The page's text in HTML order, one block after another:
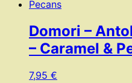
Domori –
– Caramel &
7,95 €